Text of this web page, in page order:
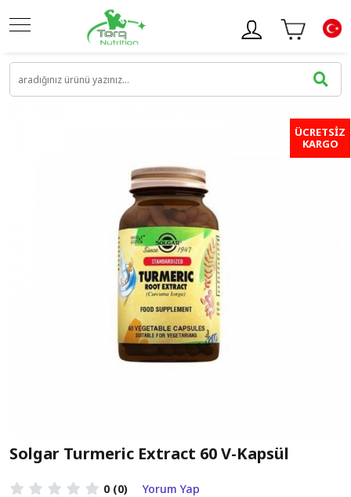
ÜCRETSİZ
KARGO
Solgar Turmeric Extract 60 V-Kapsül
0 (0)
Yorum Yap